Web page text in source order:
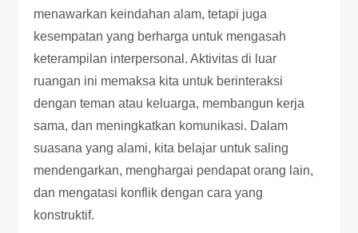
menawarkan keindahan alam, tetapi juga
kesempatan yang berharga untuk mengasah
keterampilan interpersonal. Aktivitas di luar
ruangan ini memaksa kita untuk berinteraksi
dengan teman atau keluarga, membangun kerja
sama, dan meningkatkan komunikasi. Dalam
suasana yang alami, kita belajar untuk saling
mendengarkan, menghargai pendapat orang lain,
dan mengatasi konflik dengan cara yang
konstruktif.